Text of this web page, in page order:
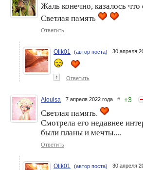
Жаль конечно, казалось что
Светлая память
Ответить
Olik01 (автор поста) 30 апреля
↑ Ответить
Alouisa 7 апреля 2022 года # +3
Светлая память.
Смотрела его недавнее
были планы и мечты....
Ответить
Olik01 (автор поста) 30 апреля